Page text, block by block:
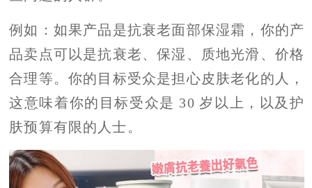
例如：如果产品是抗衰老面部保湿霜，你的产
品卖点可以是抗衰老、保湿、质地光滑、价格
合理等。你的目标受众是担心皮肤老化的人，
这意味着你的目标受众是 30 岁以上，以及护
肤预算有限的人士。